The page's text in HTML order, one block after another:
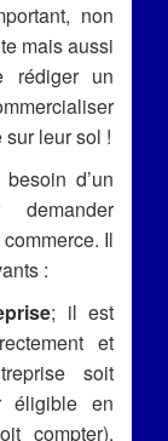
non
mais aussi
rédiger un
leur sol !
d’un
Il
:
; il est
et
soit
éligible en
compter).